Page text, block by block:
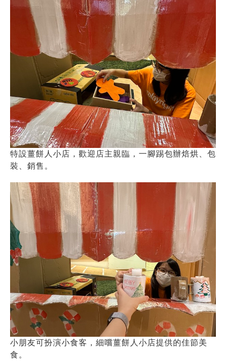
特設薑餅人小店，歡迎店主親臨，一腳踢包辦焙烘、包
裝、銷售。
小朋友可扮演小食客，細嚐薑餅人小店提供的佳節美
食。